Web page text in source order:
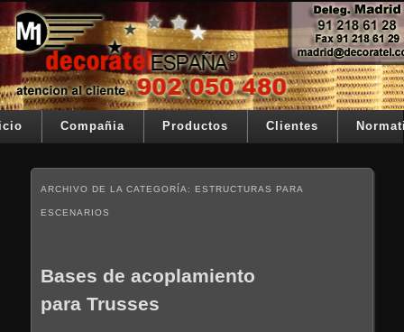
Ir al contenido principal
Ir al contenido secundario
Decoratel España
Su telon de teatro es nuestra razón de ser
Menú principalCompañia Productos Clientes
ARCHIVO DE LA CATEGORÍA: ESTRUCTURAS PARA
ESCENARIOS
Bases de acoplamiento
para Trusses